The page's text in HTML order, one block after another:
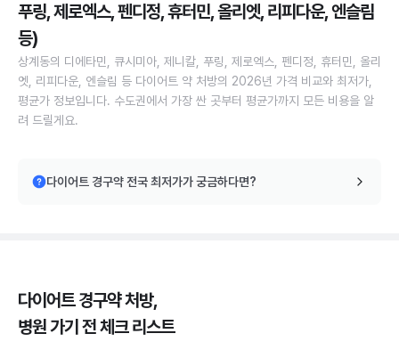
푸링, 제로엑스, 펜디정, 휴터민, 올리엣, 리피다운, 엔슬림
등)
상계동의 디에타민, 큐시미아, 제니칼, 푸링, 제로엑스, 펜디정, 휴터민, 올리
엣, 리피다운, 엔슬림 등 다이어트 약 처방의 2026년 가격 비교와 최저가,
평균가 정보입니다. 수도권에서 가장 싼 곳부터 평균가까지 모든 비용을 알
려 드릴게요.
다이어트 경구약 전국 최저가가 궁금하다면?
다이어트 경구약 처방,
병원 가기 전 체크 리스트